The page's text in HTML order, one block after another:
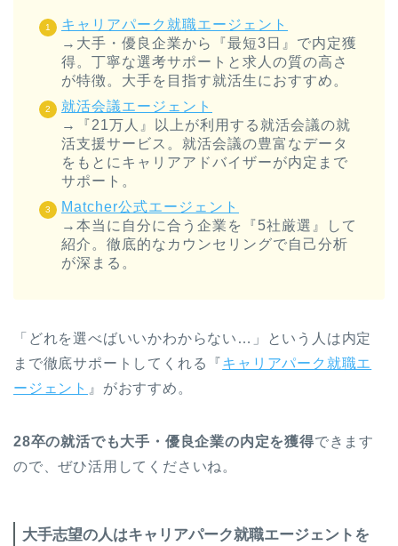
キャリアパーク就職エージェント
→大手・優良企業から『最短3日』で内定獲
得。丁寧な選考サポートと求人の質の高さ
が特徴。大手を目指す就活生におすすめ。
就活会議エージェント
→『21万人』以上が利用する就活会議の就
活支援サービス。就活会議の豊富なデータ
をもとにキャリアアドバイザーが内定まで
サポート。
Matcher公式エージェント
→本当に自分に合う企業を『5社厳選』して
紹介。徹底的なカウンセリングで自己分析
が深まる。
「どれを選べばいいかわからない…」という人は内定
まで徹底サポートしてくれる『キャリアパーク就職エ
ージェント 』がおすすめ。
28卒の就活でも大手・優良企業の内定を獲得できます
ので、ぜひ活用してくださいね。
大手志望の人はキャリアパーク就職エージェントを